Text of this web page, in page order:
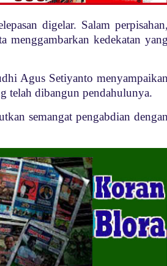
digelar. Salam perpisahan,
menggambarkan kedekatan yang
Agus Setiyanto menyampaikan
telah dibangun pendahulunya.
semangat pengabdian dengan